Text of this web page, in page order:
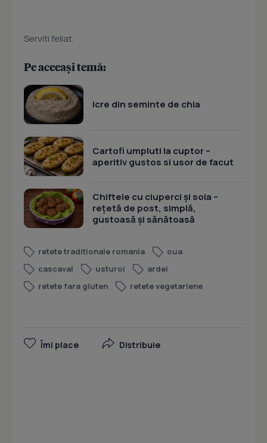
Serviti feliat.
Pe aceeași temă:
Icre din seminte de chia
Cartofi umpluti la cuptor –
aperitiv gustos si usor de facut
Chiftele cu ciuperci și soia –
rețetă de post, simplă,
gustoasă și sănătoasă
retete traditionale romania
oua
cascaval
usturoi
ardei
retete fara gluten
retete vegetariene
Îmi place Distribuie